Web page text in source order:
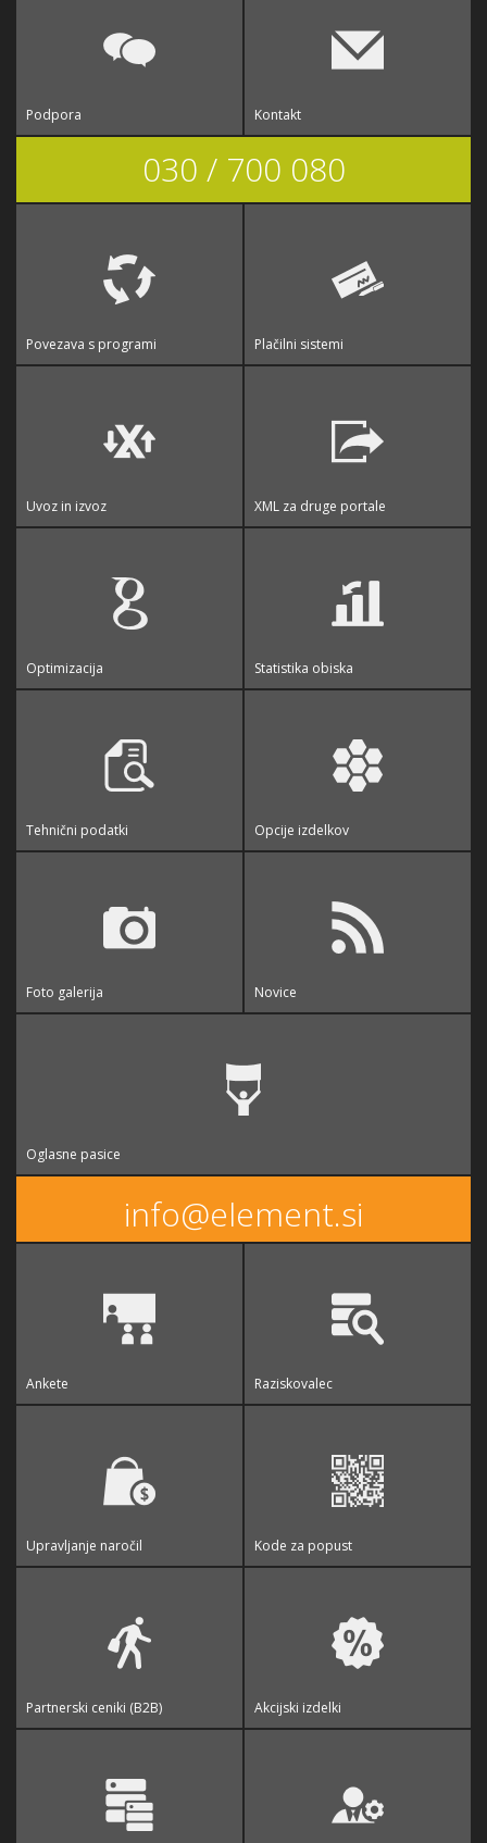
Podpora Kontakt
030 / 700 080
Povezava s programi Plačilni sistemi
Uvoz in izvoz XML za druge portale
Optimizacija Statistika obiska
Tehnični podatki Opcije izdelkov
Foto galerija Novice
Oglasne pasice
info@element.si
Ankete Raziskovalec
Upravljanje naročil Kode za popust
Partnerski ceniki (B2B) Akcijski izdelki